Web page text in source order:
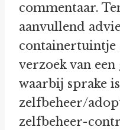
commentaar.
aanvullend
containertuintje
verzoek van
waarbij sprake
zelfbeheer/
zelfbeheer-